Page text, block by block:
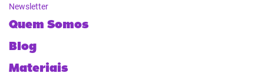
Newsletter
Quem Somos
Blog
Materiais